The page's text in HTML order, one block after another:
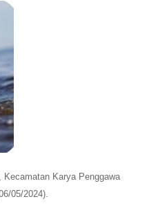
Kecamatan Karya Penggawa
05/2024).